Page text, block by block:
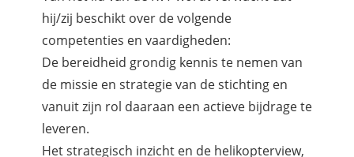
hij/zij beschikt over de volgende
competenties en vaardigheden:
De bereidheid grondig kennis te nemen van
de missie en strategie van de stichting en
vanuit zijn rol daaraan een actieve bijdrage te
leveren.
Het strategisch inzicht en de helikopterview,